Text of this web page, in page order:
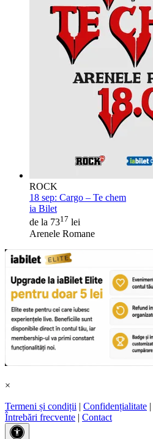
ROCK
18 sep: Cargo – Te chem
ia Bilet
de la 7317 lei
Arenele Romane
×
Termeni și condiții | Confidențialitate |
Întrebări frecvente | Contact